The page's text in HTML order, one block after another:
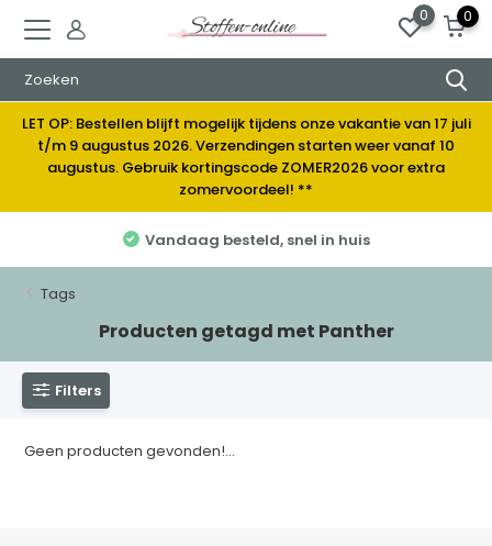
0 0
LET OP: Bestellen blijft mogelijk tijdens onze vakantie van 17 juli
t/m 9 augustus 2026. Verzendingen starten weer vanaf 10
augustus. Gebruik kortingscode ZOMER2026 voor extra
zomervoordeel! **
Vandaag besteld, snel in huis
Tags
Producten getagd met Panther
Filters
Geen producten gevonden!...